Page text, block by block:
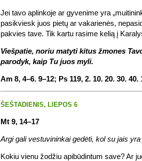
Jei tavo aplinkoje ar gyvenime yra
pasikviesk juos pietų ar vakarienės,
pakvies tave. Tik kartu rasime kelią į
Viešpatie, noriu matyti kitus žmones
parodyk, kaip Tu juos myli.
Am 8, 4–6. 9–12; Ps 119, 2. 10. 20. 30. 40.
ŠEŠTADIENIS, LIEPOS 6
Mt 9, 14–17
Argi gali vestuvininkai gedėti, kol su jais
Kokiu vienu žodžiu apibūdintum save? Ar